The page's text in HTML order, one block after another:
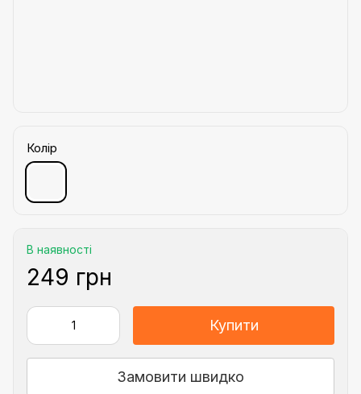
Колір
В наявності
249 грн
Купити
Замовити швидко